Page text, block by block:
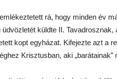
rá, hogy minden év
üdvözletét küldte II.
kopt egyházat. Kifejezte azt a
Krisztusban, aki